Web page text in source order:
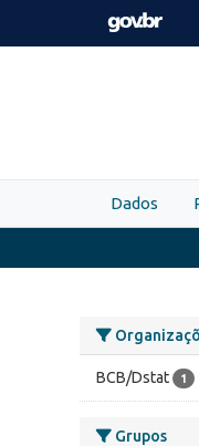
Skip to main content
Dados
BCB/Dstat 1
Grupos